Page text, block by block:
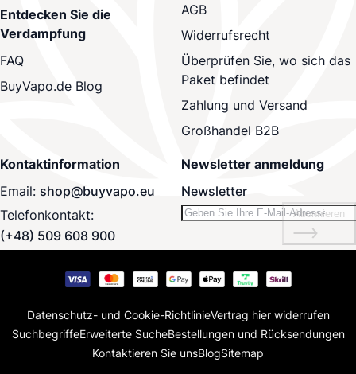
Entdecken Sie die
Verdampfung
FAQ
BuyVapo.de Blog
AGB
Widerrufsrecht
Überprüfen Sie, wo sich das
Paket befindet
Zahlung und Versand
Großhandel B2B
Kontaktinformation
Email: shop@buyvapo.eu
Telefonkontakt:
(+48) 509 608 900
Newsletter anmeldung
Newsletter
Abonnieren
Datenschutz- und Cookie-RichtlinieVertrag hier widerrufen
SuchbegriffeErweiterte SucheBestellungen und Rücksendungen
Kontaktieren Sie unsBlogSitemap